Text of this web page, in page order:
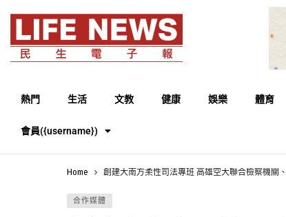
熱門 生活 文教 健康 娛樂 體育
會員({username})
Home 創建大南方柔性司法專班 高雄空大聯合檢察機關
合作媒體